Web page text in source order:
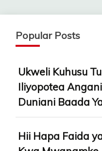
Popular Posts
Ukweli Kuhusu
Iliyopotea
Duniani Baada
Hii Hapa Faida